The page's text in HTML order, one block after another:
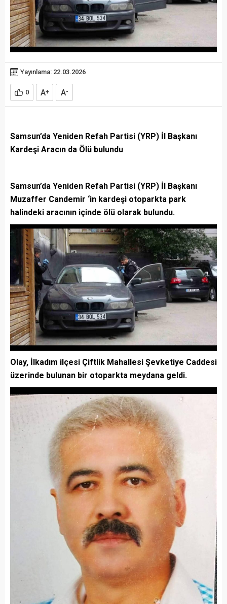
Yayınlama: 22.03.2026
0 A+ A-
Samsun’da Yeniden Refah Partisi (YRP) İl Başkanı
Kardeşi Aracın da Ölü bulundu
Samsun’da Yeniden Refah Partisi (YRP) İl Başkanı
Muzaffer Candemir ‘in kardeşi otoparkta park
halindeki aracının içinde ölü olarak bulundu.
Olay, İlkadım ilçesi Çiftlik Mahallesi Şevketiye Caddesi
üzerinde bulunan bir otoparkta meydana geldi.